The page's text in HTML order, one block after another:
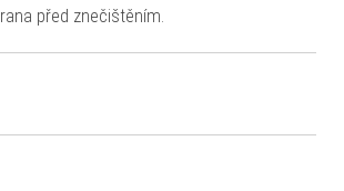
před znečištěním.